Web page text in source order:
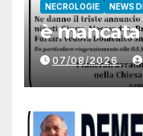
NECROLOGIE NEWS
è
07/08/2026